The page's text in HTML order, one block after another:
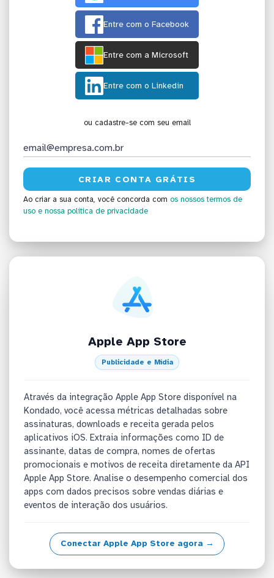
Entre com o Facebook
Entre com a Microsoft
Entre com o Linkedin
ou cadastre-se com seu email
Ao criar a sua conta, você concorda com os nossos termos de
uso e nossa política de privacidade
Apple App Store
Publicidade e Mídia
Através da integração Apple App Store disponível na
Kondado, você acessa métricas detalhadas sobre
assinaturas, downloads e receita gerada pelos
aplicativos iOS. Extraia informações como ID de
assinante, datas de compra, nomes de ofertas
promocionais e motivos de receita diretamente da API
Apple App Store. Analise o desempenho comercial dos
apps com dados precisos sobre vendas diárias e
eventos de interação dos usuários.
Conectar Apple App Store agora →